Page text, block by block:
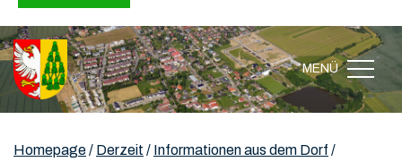
MENÜ
Homepage/ Derzeit / Informationen aus dem Dorf /